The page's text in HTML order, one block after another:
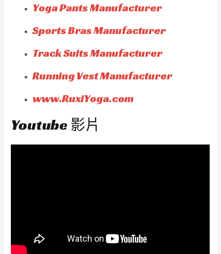
Yoga Pants Manufacturer
Sports Bras Manufacturer
Track Suits Manufacturer
Running Vest Manufacturer
www.RuxiYoga.com
Youtube 影片